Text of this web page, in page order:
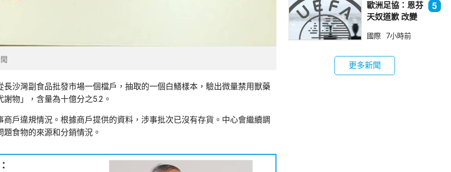
長沙灣副食品批發市場一個檔戶，抽取的一個白鱔樣本，驗出微量禁用獸藥
謝物」，含量為十億分之5.2。
商戶違規情況。根據商戶提供的資料，涉事批次已沒有存貨。中心會繼續調
題食物的來源和分銷情況。
歐洲足協：恩芬
天奴道歉 改變
立場
5
國際 7小時前
更多新聞